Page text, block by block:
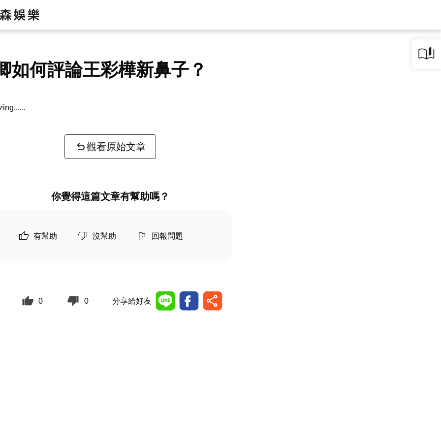
如何評論王彩樺新鼻子？
觀看原始文章
你覺得這篇文章有幫助嗎？
有幫助 沒幫助 回報問題
0 0 分享給好友